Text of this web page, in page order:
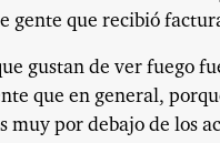
gente que recibió
gustan de ver fuego
que en general,
muy por debajo de los